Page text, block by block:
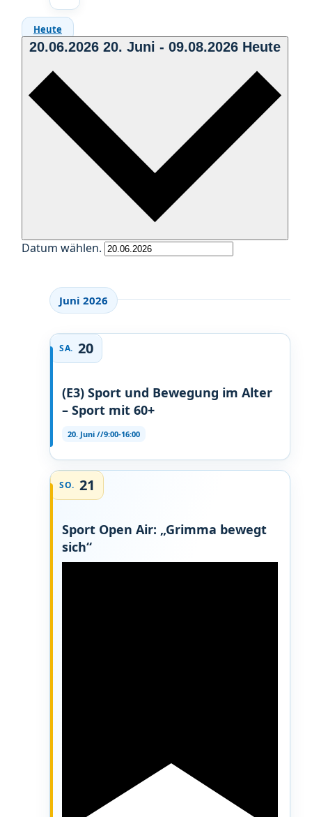
Heute
20.06.2026 20. Juni - 09.08.2026 Heute
Datum wählen.
Juni 2026
SA. 20
(E3) Sport und Bewegung im Alter
– Sport mit 60+
20. Juni //9:00-16:00
SO. 21
Sport Open Air: „Grimma bewegt
sich“